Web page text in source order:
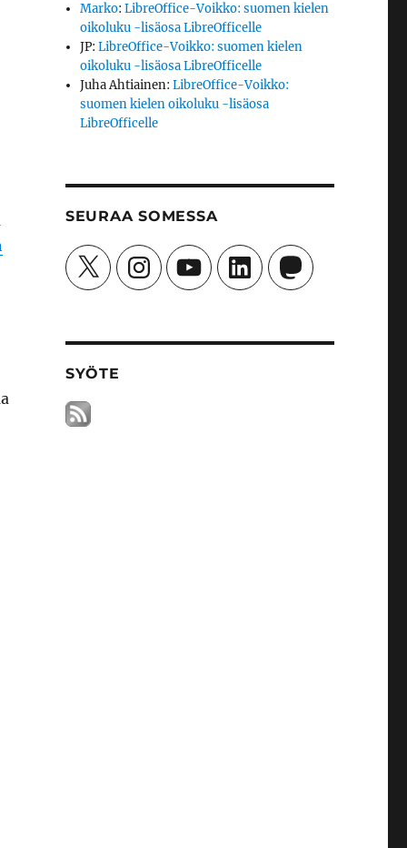
Marko:LibreOffice-Voikko: suomen kielen
oikoluku -lisäosa LibreOfficelle
JP:LibreOffice-Voikko: suomen kielen
oikoluku -lisäosa LibreOfficelle
Juha Ahtiainen:LibreOffice-Voikko:
suomen kielen oikoluku -lisäosa
LibreOfficelle
SEURAA SOMESSA
X InstagramYouTubeLinkedInMastodon
SYÖTE